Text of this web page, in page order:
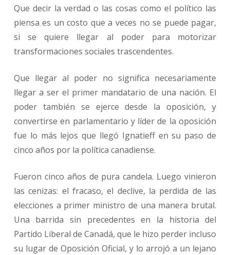
Que decir la verdad o las cosas como el político las
piensa es un costo que a veces no se puede pagar,
si se quiere llegar al poder para motorizar
transformaciones sociales trascendentes.
Que llegar al poder no significa necesariamente
llegar a ser el primer mandatario de una nación. El
poder también se ejerce desde la oposición, y
convertirse en parlamentario y líder de la oposición
fue lo más lejos que llegó Ignatieff en su paso de
cinco años por la política canadiense.
Fueron cinco años de pura candela. Luego vinieron
las cenizas: el fracaso, el declive, la perdida de las
elecciones a primer ministro de una manera brutal.
Una barrida sin precedentes en la historia del
Partido Liberal de Canadá, que le hizo perder incluso
su lugar de Oposición Oficial, y lo arrojó a un lejano